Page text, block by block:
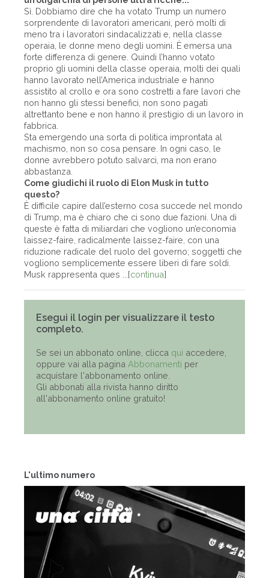
L'ultimo numero
Sì. Dobbiamo dire che ha votato Trump un numero
sorprendente di lavoratori americani, però molti di
meno tra i lavoratori sindacalizzati e, nella classe
operaia, le donne meno degli uomini. È emersa una
forte differenza di genere. Quindi l’hanno votato
proprio gli uomini della classe operaia, molti dei quali
hanno lavorato nell’America industriale e hanno
assistito al crollo e ora sono costretti a fare lavori che
non hanno gli stessi benefici, non sono pagati
altrettanto bene e non hanno il prestigio di un lavoro in
fabbrica.
Sta emergendo una sorta di politica improntata al
machismo, non so cosa pensare. In ogni caso, le
donne avrebbero potuto salvarci, ma non erano
abbastanza.
Come giudichi il ruolo di Elon Musk in tutto
questo?
È difficile capire dall’esterno cosa succede nel mondo
di Trump, ma è chiaro che ci sono due fazioni. Una di
queste è fatta di miliardari che vogliono un’economia
laissez-faire, radicalmente laissez-faire, con una
riduzione radicale del ruolo del governo; soggetti che
vogliono semplicemente essere liberi di fare soldi.
Musk rappresenta ques ...[continua]
Esegui il login per visualizzare il testo
completo.
Se sei un abbonato online, clicca qui accedere,
oppure vai alla pagina Abbonamenti per
acquistare l'abbonamento online.
Gli abbonati alla rivista hanno diritto
all'abbonamento online gratuito!